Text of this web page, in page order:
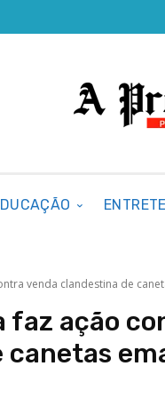
venda clandestina de
faz ação